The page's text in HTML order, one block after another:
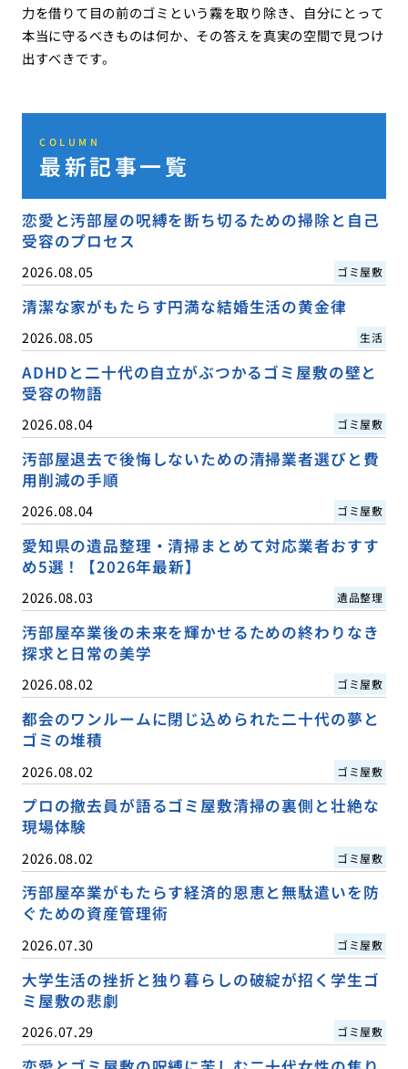
力を借りて目の前のゴミという霧を取り除き、自分にとって
本当に守るべきものは何か、その答えを真実の空間で見つけ
出すべきです。
COLUMN
最新記事一覧
恋愛と汚部屋の呪縛を断ち切るための掃除と自己
受容のプロセス
2026.08.05 ゴミ屋敷
清潔な家がもたらす円満な結婚生活の黄金律
2026.08.05 生活
ADHDと二十代の自立がぶつかるゴミ屋敷の壁と
受容の物語
2026.08.04 ゴミ屋敷
汚部屋退去で後悔しないための清掃業者選びと費
用削減の手順
2026.08.04 ゴミ屋敷
愛知県の遺品整理・清掃まとめて対応業者おすす
め5選！【2026年最新】
2026.08.03 遺品整理
汚部屋卒業後の未来を輝かせるための終わりなき
探求と日常の美学
2026.08.02 ゴミ屋敷
都会のワンルームに閉じ込められた二十代の夢と
ゴミの堆積
2026.08.02 ゴミ屋敷
プロの撤去員が語るゴミ屋敷清掃の裏側と壮絶な
現場体験
2026.08.02 ゴミ屋敷
汚部屋卒業がもたらす経済的恩恵と無駄遣いを防
ぐための資産管理術
2026.07.30 ゴミ屋敷
大学生活の挫折と独り暮らしの破綻が招く学生ゴ
ミ屋敷の悲劇
2026.07.29 ゴミ屋敷